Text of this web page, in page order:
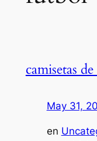
camisetas
May 31,
en